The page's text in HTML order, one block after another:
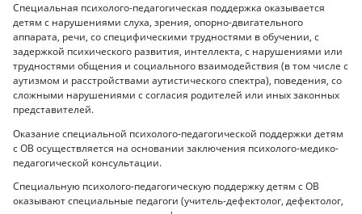
Специальная психолого-педагогическая поддержка оказывается
детям с нарушениями слуха, зрения, опорно-двигательного
аппарата, речи, со специфическими трудностями в обучении, с
задержкой психического развития, интеллекта, с нарушениями или
трудностями общения и социального взаимодействия (в том числе с
аутизмом и расстройствами аутистического спектра), поведения, со
сложными нарушениями с согласия родителей или иных законных
представителей.
Оказание специальной психолого-педагогической поддержки детям
с ОВ осуществляется на основании заключения психолого-медико-
педагогической консультации.
Специальную психолого-педагогическую поддержку детям с ОВ
оказывают специальные педагоги (учитель-дефектолог, дефектолог,